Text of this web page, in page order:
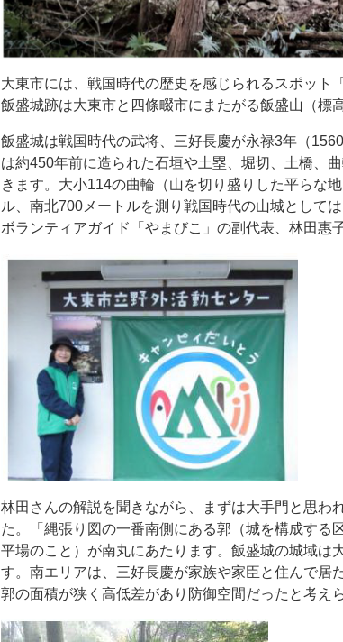
大東市には、戦国時代の歴史を感じられるスポット
飯盛城跡は大東市と四條畷市にまたがる飯盛山（標
飯盛城は戦国時代の武将、三好長慶が永禄3年（
は約450年前に造られた石垣や土塁、堀切、土橋、
きます。大小114の曲輪（山を切り盛りした平らな
ル、南北700メートルを測り戦国時代の山城として
ボランティアガイド「やまびこ」の副代表、林田惠
林田さんの解説を聞きながら、まずは大手門と思わ
た。「縄張り図の一番南側にある郭（城を構成する
平場のこと）が南丸にあたります。飯盛城の城域は
す。南エリアは、三好長慶が家族や家臣と住んで居
郭の面積が狭く高低差があり防御空間だったと考え